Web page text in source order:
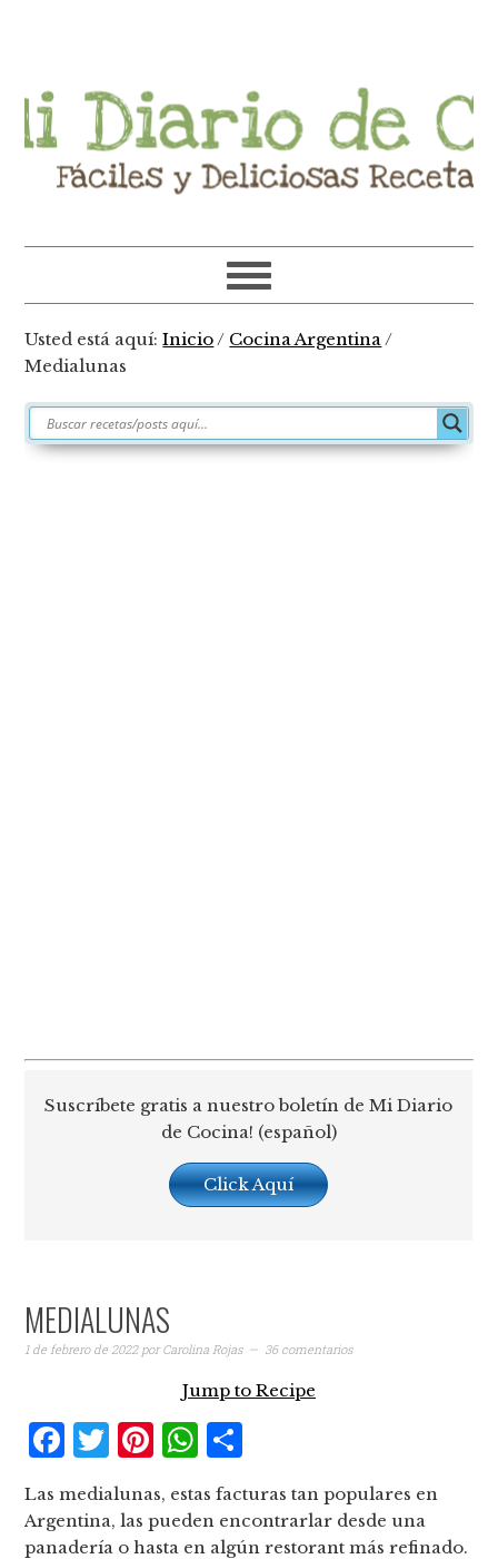
principal
principal
barra
lateral
primaria
de
página
Usted está aquí:Inicio/ Cocina Argentina/
Medialunas
Suscríbete gratis a nuestro boletín de Mi Diario
de Cocina! (español)
Click Aquí
MEDIALUNAS
1 de febrero de 2022porCarolina Rojas 36 comentarios
Jump to Recipe
Facebook
Twitter
Pinterest
WhatsApp
Las medialunas, estas facturas tan populares en
Argentina, las pueden encontrarlar desde una
panadería o hasta en algún restorant más refinado.